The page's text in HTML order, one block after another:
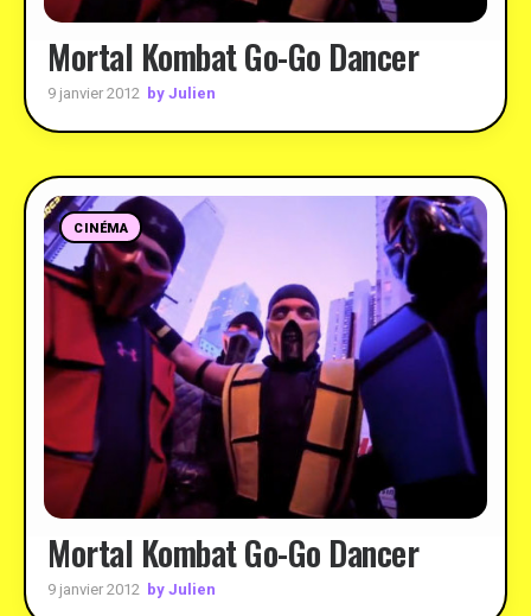
Mortal Kombat Go-Go Dancer
9 janvier 2012 by Julien
CINÉMA
Mortal Kombat Go-Go Dancer
9 janvier 2012 by Julien